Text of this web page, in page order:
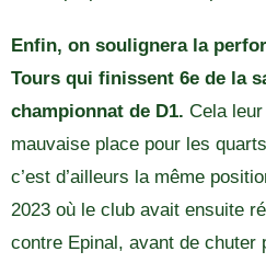
Enfin, on soulignera la
Tours qui finissent 6e de la
championnat de D1. Cela
mauvaise place pour les
c’est d’ailleurs la même
2023 où le club avait ensuite
contre Epinal, avant de chuter